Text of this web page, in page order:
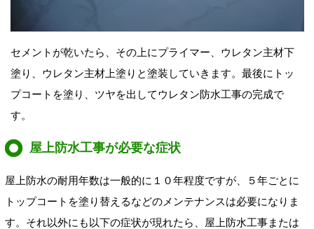
セメントが乾いたら、その上にプライマー、ウレタン主材下
塗り、ウレタン主材上塗りと塗装していきます。最後にトッ
プコートを塗り、ツヤを出してウレタン防水工事の完成で
す。
屋上防水工事が必要な症状
屋上防水の耐用年数は一般的に１０年程度ですが、５年ごとに
トップコートを塗り替えるなどのメンテナンスは必要になりま
す。それ以外にも以下の症状が現れたら、屋上防水工事または